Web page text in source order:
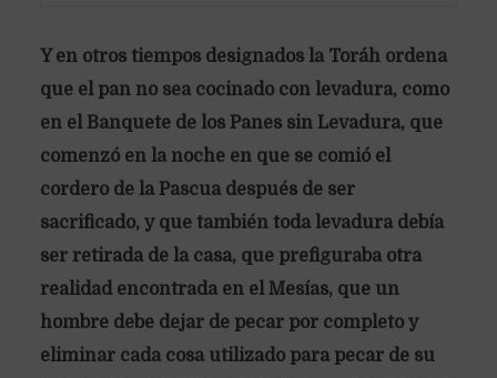
Y en otros tiempos designados la Toráh ordena
que el pan no sea cocinado con levadura, como
en el Banquete de los Panes sin Levadura, que
comenzó en la noche en que se comió el
cordero de la Pascua después de ser
sacrificado, y que también toda levadura debía
ser retirada de la casa, que prefiguraba otra
realidad encontrada en el Mesías, que un
hombre debe dejar de pecar por completo y
eliminar cada cosa utilizado para pecar de su